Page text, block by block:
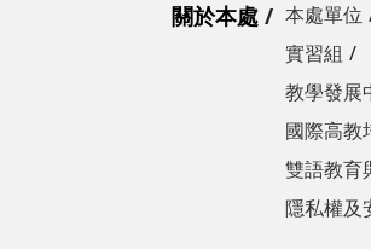
關於本處 本處單位
實習組
教學發展
國際高教
雙語教育
隱私權及